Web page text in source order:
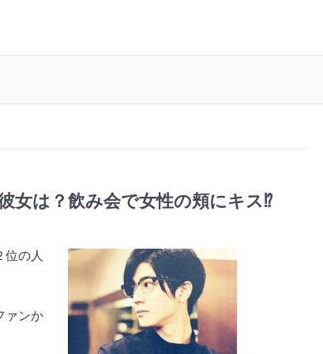
女は？飲み会で女性の頬にキス⁉︎
位の人
ァンか